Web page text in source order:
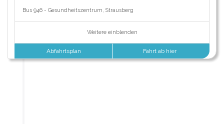
Bus 946 - Gesundheitszentrum, Strausberg
Weitere einblenden
Abfahrtsplan Fahrt ab hier